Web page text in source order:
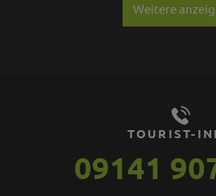
Weitere
TOURIST-
09141